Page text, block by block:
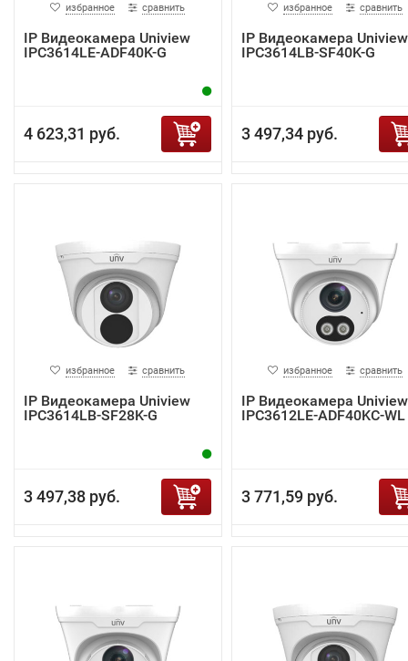
избранное сравнить
IP Видеокамера Uniview
IPC3614LE-ADF40K-G
4 623,31 руб.
избранное сравнить
IP Видеокамера Uniview
IPC3614LB-SF40K-G
3 497,34 руб.
избранное сравнить
IP Видеокамера Uniview
IPC3614LB-SF28K-G
3 497,38 руб.
избранное сравнить
IP Видеокамера Uniview
IPC3612LE-ADF40KC-WL
3 771,59 руб.